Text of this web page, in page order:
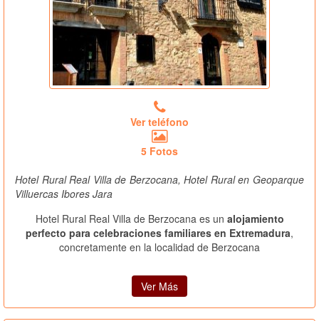
Ver teléfono
5 Fotos
Hotel Rural Real Villa de Berzocana, Hotel Rural en Geoparque
Villuercas Ibores Jara
Hotel Rural Real Villa de Berzocana es un alojamiento
perfecto para celebraciones familiares en Extremadura,
concretamente en la localidad de Berzocana
Ver Más